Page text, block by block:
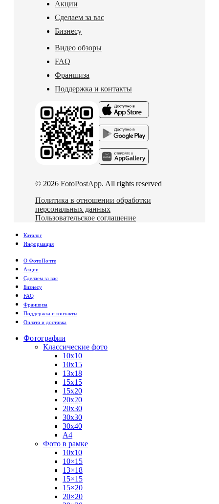
Акции
Сделаем за вас
Бизнесу
Видео обзоры
FAQ
Франшиза
Поддержка и контакты
© 2026 FotoPostApp. All rights reserved
Политика в отношении обработки
персональных данных
Пользовательское соглашение
Каталог
Информация
О ФотоПочте
Акции
Сделаем за вас
Бизнесу
FAQ
Франшиза
Поддержка и контакты
Оплата и доставка
Фотографии
Классические фото
10х10
10х15
13х18
15х15
15х20
20х20
20х30
30х30
30х40
А4
Фото в рамке
10х10
10×15
13×18
15×15
15×20
20×20